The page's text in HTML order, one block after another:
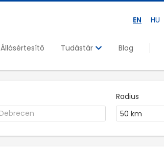
EN HU
Állásértesítő Tudástár Blog
Radius
50 km